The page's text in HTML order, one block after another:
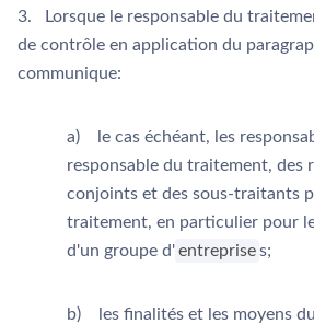
3. Lorsque le responsable du
de contrôle en application du
communique:
a) le cas échéant, les
responsable du traitement, des
conjoints et des sous-traitants
traitement, en particulier pour
d'un groupe d'entreprise s;
b) les finalités et les moyens